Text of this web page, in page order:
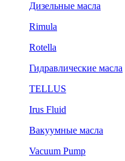
Дизельные масла
Rimula
Rotella
Гидравлические масла
TELLUS
Irus Fluid
Вакуумные масла
Vacuum Pump